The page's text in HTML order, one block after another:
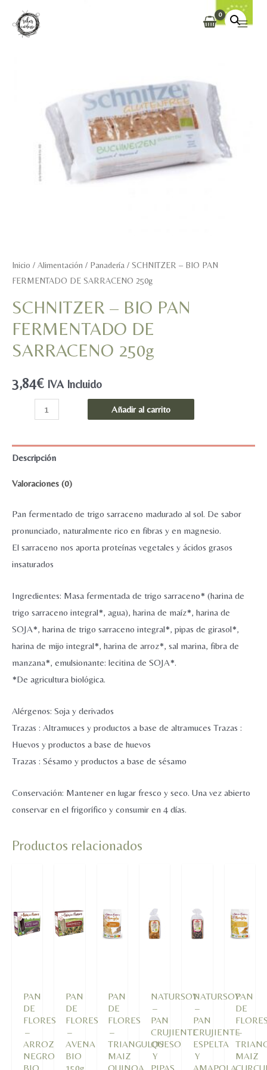
contenido
Inicio / Alimentación / Panadería / SCHNITZER – BIO PAN
FERMENTADO DE SARRACENO 250g
SCHNITZER – BIO PAN
FERMENTADO DE
SARRACENO 250g
3,84€ IVA Incluido
SCHNITZER
PAN
DE
Añadir al carrito
Descripción
Valoraciones (0)
Pan fermentado de trigo sarraceno madurado al sol. De sabor
pronunciado, naturalmente rico en fibras y en magnesio.
El sarraceno nos aporta proteínas vegetales y ácidos grasos
insaturados
Ingredientes: Masa fermentada de trigo sarraceno* (harina de
trigo sarraceno integral*, agua), harina de maíz*, harina de
SOJA*, harina de trigo sarraceno integral*, pipas de girasol*,
harina de mijo integral*, harina de arroz*, sal marina, fibra de
manzana*, emulsionante: lecitina de SOJA*.
*De agricultura biológica.
Alérgenos: Soja y derivados
Trazas : Altramuces y productos a base de altramuces Trazas :
Huevos y productos a base de huevos
Trazas : Sésamo y productos a base de sésamo
Conservación: Mantener en lugar fresco y seco. Una vez abierto
conservar en el frigorífico y consumir en 4 días.
Productos relacionados
PAN
DE
FLORES
–
ARROZ
NEGRO
PAN
DE
FLORES
–
AVENA
BIO
PAN
DE
FLORES
–
TRIANGULOS
MAIZ
NATURSOY
–
PAN
CRUJIENTE
QUESO
Y
NATURSOY
–
PAN
CRUJIENTE
ESPELTA
Y
PAN
DE
–
MAIZ